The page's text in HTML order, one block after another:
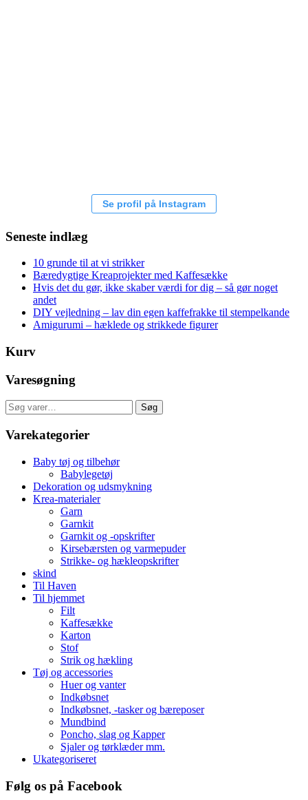
Se profil på Instagram
Seneste indlæg
10 grunde til at vi strikker
Bæredygtige Kreaprojekter med Kaffesække
Hvis det du gør, ikke skaber værdi for dig – så gør noget
andet
DIY vejledning – lav din egen kaffefrakke til stempelkande
Amigurumi – hæklede og strikkede figurer
Kurv
Varesøgning
Søg
efter:
Søg
Varekategorier
Baby tøj og tilbehør
Babylegetøj
Dekoration og udsmykning
Krea-materialer
Garn
Garnkit
Garnkit og -opskrifter
Kirsebærsten og varmepuder
Strikke- og hækleopskrifter
skind
Til Haven
Til hjemmet
Filt
Kaffesække
Karton
Stof
Strik og hækling
Tøj og accessories
Huer og vanter
Indkøbsnet
Indkøbsnet, -tasker og bæreposer
Mundbind
Poncho, slag og Kapper
Sjaler og tørklæder mm.
Ukategoriseret
Følg os på Facebook